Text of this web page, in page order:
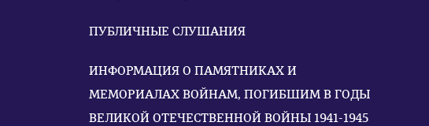
ПУБЛИЧНЫЕ СЛУШАНИЯ
ИНФОРМАЦИЯ О ПАМЯТНИКАХ И
МЕМОРИАЛАХ ВОЙНАМ, ПОГИБШИМ В ГОДЫ
ВЕЛИКОЙ ОТЕЧЕСТВЕННОЙ ВОЙНЫ 1941-1945